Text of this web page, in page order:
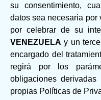
su consentimiento,
datos sea necesaria por
por celebrar de su
VENEZUELA y un
encargado del
regirá por los
obligaciones
propias Políticas de